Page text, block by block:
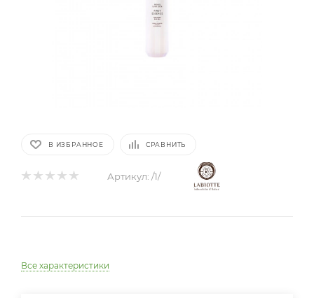
В ИЗБРАННОЕ СРАВНИТЬ
Артикул: /1/
Все характеристики